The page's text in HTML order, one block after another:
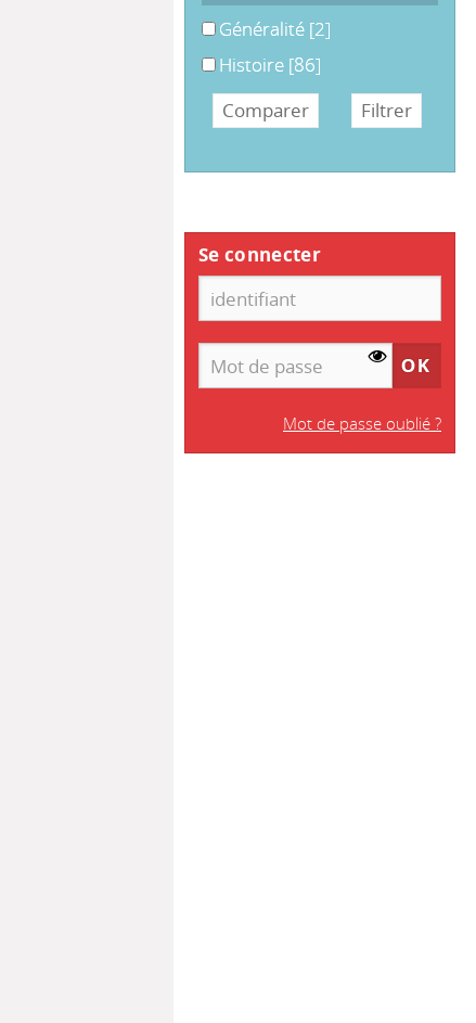
Généralité
Généralité [2]
Histoire
Histoire [86]
Se connecter
Mot de passe oublié ?